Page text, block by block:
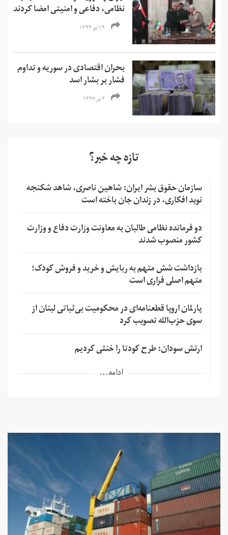
نظامی، دفاعی و امنیتی امضا کردند
۱۹ تیر ۱۳۹۹
بحران اقتصادی در سوریه و تداوم
فشار بر بشار اسد
۲ تیر ۱۳۹۹
تازه چه خبر؟
سازمان حقوق بشر ایران: شاهین ناصری، شاهد شکنجه
نوید افکاری، در زندان جان باخته است
دو فرمانده نظامی طالبان به معاونت وزارت دفاع و وزارت
کشور منصوب شدند
بازداشت شش متهم به ربایش و خرید و فروش کودک؛
متهم اصلی فراری است
پارلمان اروپا قطعنامه‌ای در محکومیت بی‌ثباتی لبنان از
سوی حزب‌الله تصویب کرد
ارتش سودان: طرح کودتا را خنثی کردیم
ادامه...